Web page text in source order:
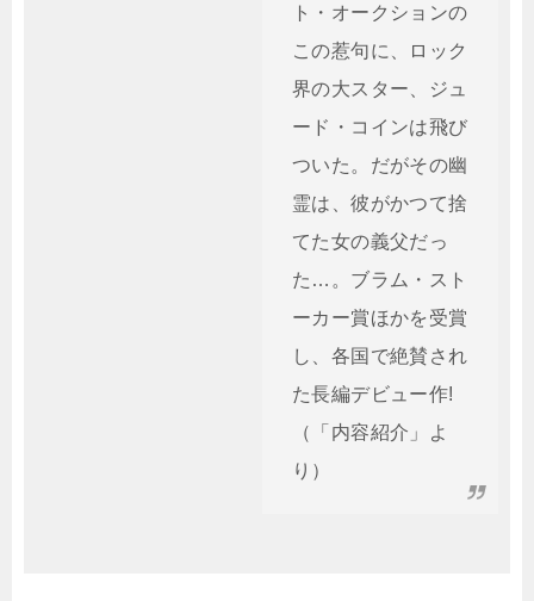
ト・オークションの
この惹句に、ロック
界の大スター、ジュ
ード・コインは飛び
ついた。だがその幽
霊は、彼がかつて捨
てた女の義父だっ
た…。ブラム・スト
ーカー賞ほかを受賞
し、各国で絶賛され
た長編デビュー作!
（「内容紹介」よ
り）